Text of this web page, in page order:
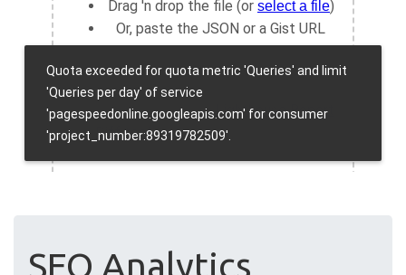
SEO Analytics